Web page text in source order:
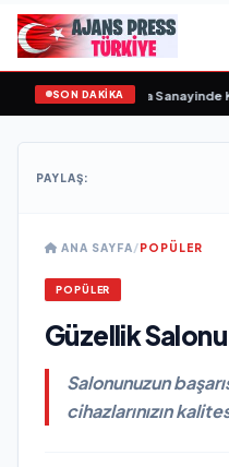
SON DAKİKA
Açıkladı ve Savunma Sanayinde
PAYLAŞ:
ANA SAYFA/POPÜLER
POPÜLER
Güzellik Salonu
Salonunuzun
cihazlarınızın